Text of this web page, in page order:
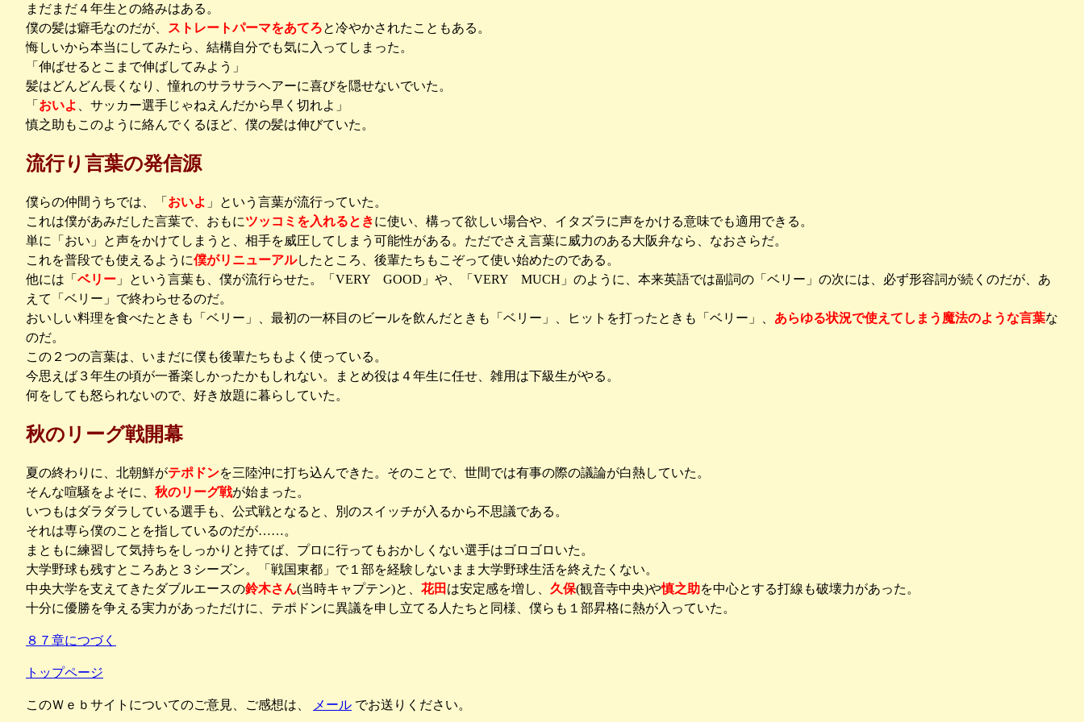
まだまだ４年生との絡みはある。
僕の髪は癖毛なのだが、
ストレートパーマをあてろと冷やかされたこともある。
悔しいから本当にしてみたら、結構自分でも気に入ってしまった。
「伸ばせるとこまで伸ばしてみよう」
髪はどんどん長くなり、憧れのサラサラヘアーに喜びを隠せないでいた。
「 おいよ
、サッカー選手じゃねえんだから早く切れよ」
慎之助もこのように絡んでくるほど、僕の髪は伸びていた。
流行り言葉の発信源
僕らの仲間うちでは、「 おいよ 」という言葉が流行っていた。
これは僕があみだした言葉で、おもにツッコミを入れるときに使い、構って欲しい場合や、イタズラに声をかける意味でも適用できる。
単に「おい」と声をかけてしまうと、相手を威圧してしまう可能性がある。ただでさえ言葉に威力のある大阪弁なら、なおさらだ。
これを普段でも使えるように僕がリニューアルしたところ、後輩たちもこぞって使い始めたのである。
他には「 ベリー 」という言葉も、僕が流行らせた。「VERY GOOD」や、「VERY MUCH」のように、本来英語では副詞の「ベリー」の次には、必ず形容詞が続くのだが、あ
えて「ベリー」で終わらせるのだ。
おいしい料理を食べたときも「ベリー」、最初の一杯目のビールを飲んだときも「ベリー」、ヒットを打ったときも「ベリー」、 あらゆる状況で使えてしまう魔法のような言葉な
のだ。
この２つの言葉は、いまだに僕も後輩たちもよく使っている。
今思えば３年生の頃が一番楽しかったかもしれない。まとめ役は４年生に任せ、雑用は下級生がやる。
何をしても怒られないので、好き放題に暮らしていた。
秋のリーグ戦開幕
夏の終わりに、北朝鮮がテポドンを三陸沖に打ち込んできた。そのことで、世間では有事の際の議論が白熱していた。
そんな喧騒をよそに、 秋のリーグ戦が始まった。
いつもはダラダラしている選手も、公式戦となると、別のスイッチが入るから不思議である。
それは専ら僕のことを指しているのだが……。
まともに練習して気持ちをしっかりと持てば、プロに行ってもおかしくない選手はゴロゴロいた。
大学野球も残すところあと３シーズン。「戦国東都」で１部を経験しないまま大学野球生活を終えたくない。
中央大学を支えてきたダブルエースの鈴木さん(当時キャプテン)と、 花田 は安定感を増し、 久保(観音寺中央)や慎之助を中心とする打線も破壊力があった。
十分に優勝を争える実力があっただけに、テポドンに異議を申し立てる人たちと同様、僕らも１部昇格に熱が入っていた。
８７章につづく
トップページ
このＷｅｂサイトについてのご意見、ご感想は、 メール でお送りください。